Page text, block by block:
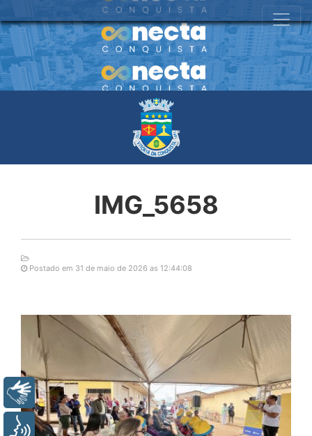
IMG_5658
Postado em 31 de maio de 2026 as 12:44:08
Libras
Voz